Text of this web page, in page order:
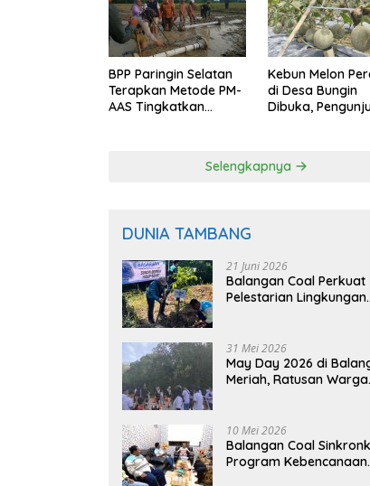
BPP Paringin Selatan
Terapkan Metode PM-
AAS Tingkatkan
Kebun Melon
di Desa Bungin
Dibuka,
Selengkapnya
DUNIA TAMBANG
21 Juni 2026
Balangan Coal Perkuat
Pelestarian Lingkungan
31 Mei 2026
May Day 2026 di
Meriah, Ratusan Warga
10 Mei 2026
Balangan Coal
Program Kebencanaan